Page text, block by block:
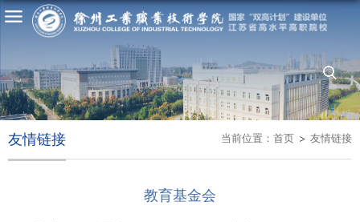
当前位置： 首页 友情链接
友情链接
教育基金会